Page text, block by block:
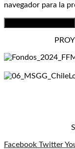
navegador para la
Facebook Twitter